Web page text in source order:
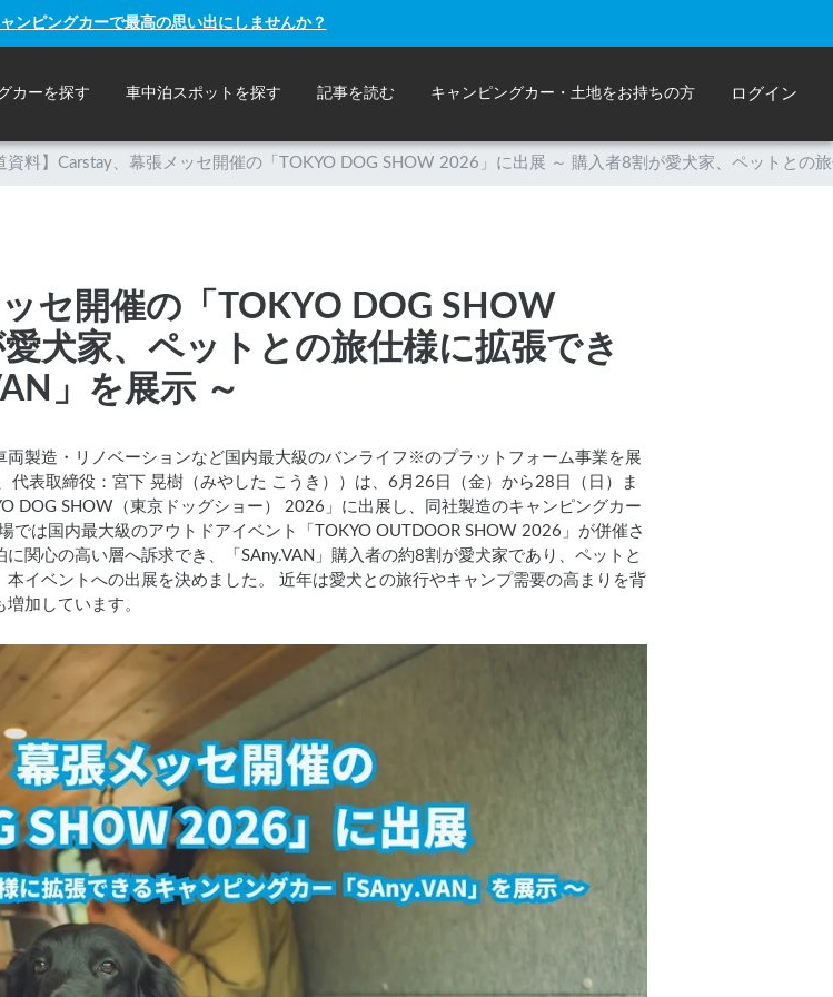
ンピングカーで最高の思い出にしませんか？
カーを探す 車中泊スポットを探す 記事を読む キャンピングカー・土地をお持ちの方 ログイン
資料】Carstay、幕張メッセ開催の「TOKYO DOG SHOW 2026」に出展 ～ 購入者8割が愛犬家、ペットとの
セ開催の「TOKYO DOG SHOW
犬家、ペットとの旅仕様に拡張でき
」を展示 ～
製造・リノベーションなど国内最大級のバンライフ※のプラットフォーム事業を展
代表取締役：宮下 晃樹（みやした こうき））は、6月26日（金）から28日（日）ま
DOG SHOW（東京ドッグショー） 2026」に出展し、同社製造のキャンピングカー
では国内最大級のアウトドアイベント「TOKYO OUTDOOR SHOW 2026」が併催さ
関心の高い層へ訴求でき、「SAny.VAN」購入者の約8割が愛犬家であり、ペットと
イベントへの出展を決めました。 近年は愛犬との旅行やキャンプ需要の高まりを背
加しています。